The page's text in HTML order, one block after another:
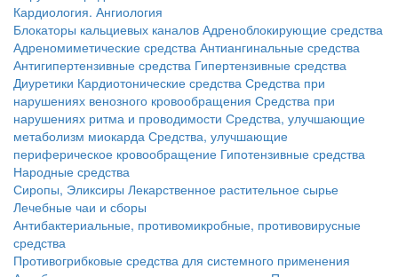
Кардиология. Ангиология
Блокаторы кальциевых каналов Адреноблокирующие средства
Адреномиметические средства Антиангинальные средства
Антигипертензивные средства Гипертензивные средства
Диуретики Кардиотонические средства Средства при
нарушениях венозного кровообращения Средства при
нарушениях ритма и проводимости Средства, улучшающие
метаболизм миокарда Средства, улучшающие
периферическое кровообращение Гипотензивные средства
Народные средства
Сиропы, Эликсиры Лекарственное растительное сырье
Лечебные чаи и сборы
Антибактериальные, противомикробные, противовирусные
средства
Противогрибковые средства для системного применения